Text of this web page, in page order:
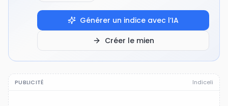
Générer un indice avec l’IA
Créer le mien
PUBLICITÉ Indiceli